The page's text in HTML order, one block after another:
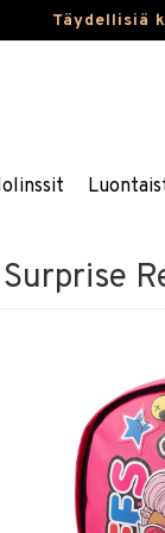
Täydellisiä
Surprise